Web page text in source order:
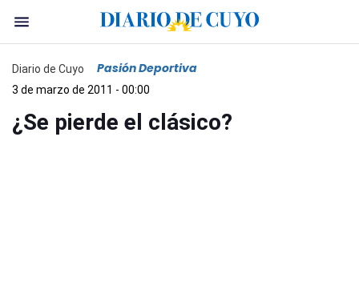
Diario de Cuyo Pasión Deportiva
3 de marzo de 2011 - 00:00
¿Se pierde el clásico?